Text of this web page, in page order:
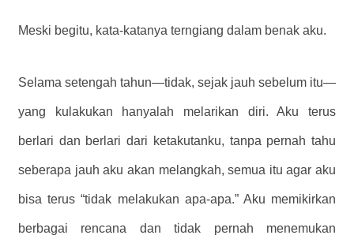
Meski begitu, kata-katanya terngiang dalam benak aku.
Selama setengah tahun—tidak, sejak jauh sebelum itu—
yang kulakukan hanyalah melarikan diri. Aku terus
berlari dan berlari dari ketakutanku, tanpa pernah tahu
seberapa jauh aku akan melangkah, semua itu agar aku
bisa terus “tidak melakukan apa-apa.” Aku memikirkan
berbagai rencana dan tidak pernah menemukan